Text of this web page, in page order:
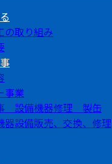
の取り組み
事業
設備機器修理 製缶
器設備販売、交換、修理